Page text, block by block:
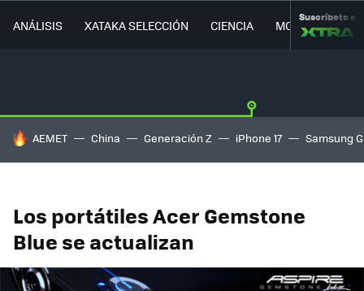
ANÁLISIS XATAKA SELECCIÓN CIENCIA MOVILIDAD
Suscríbete a
HOY SE HABLA DE
AEMET China Generación Z iPhone 17 Samsung
Los portátiles Acer Gemstone
Blue se actualizan